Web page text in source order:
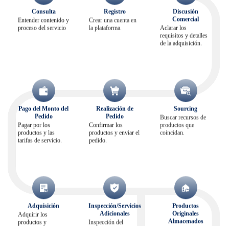
Consulta
Entender contenido y
proceso del servicio
Registro
Crear una cuenta en
la plataforma.
Discusión
Comercial
Aclarar los
requisitos y detalles
de la adquisición.
Pago del Monto del
Pedido
Pagar por los
productos y las
tarifas de servicio.
Realización de
Pedido
Confirmar los
productos y enviar el
pedido.
Sourcing
Buscar recursos de
productos que
coincidan.
Adquisición
Adquirir los
productos y
Inspección/Servicios
Adicionales
Inspección del
Productos
Originales
Almacenados